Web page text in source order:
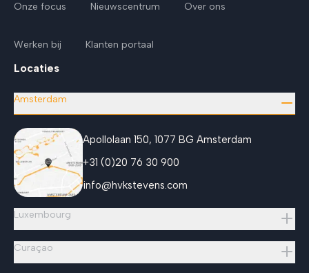
Onze focus Nieuwscentrum Over ons
Werken bij Klanten portaal
Locaties
Amsterdam
Apollolaan 150, 1077 BG Amsterdam
+31 (0)20 76 30 900
info@hvkstevens.com
Luxembourg
Curaçao